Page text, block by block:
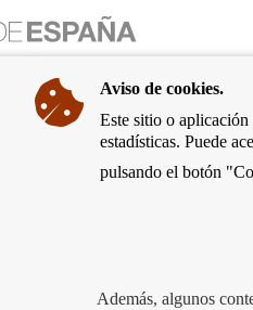
Aviso de cookies.
Este sitio o
estadísticas. Puede
pulsando el botón
Además, algunos